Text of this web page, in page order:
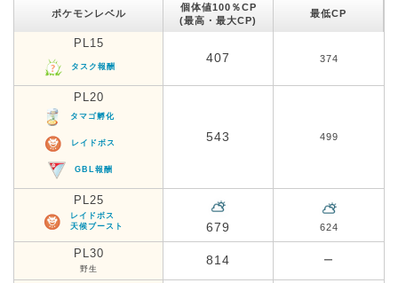
ポケモンレベル
個体値100％CP
(最高・最大CP)
最低CP
PL15
タスク報酬
407 374
PL20
タマゴ孵化
レイドボス
GBL報酬
543 499
PL25
レイドボス
天候ブースト
679 624
PL30
野生
814 ー